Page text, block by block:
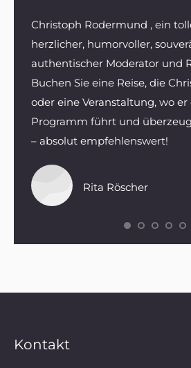
Christoph Rodermund , ein
herzlicher, humorvoller,
authentischer Moderator und
Buchen Sie eine Reise, die
oder eine Veranstaltung, wo
Programm führt und
– absolut empfehlenswert!
Rita Röscher
Kontakt